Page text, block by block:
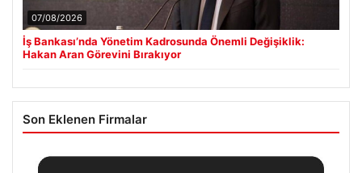
07/08/2026
İş Bankası’nda Yönetim Kadrosunda Önemli Değişiklik:
Hakan Aran Görevini Bırakıyor
Son Eklenen Firmalar